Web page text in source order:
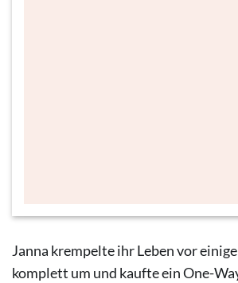
© Janna Olson
Janna krempelte ihr Leben vor
komplett um und kaufte ein One-